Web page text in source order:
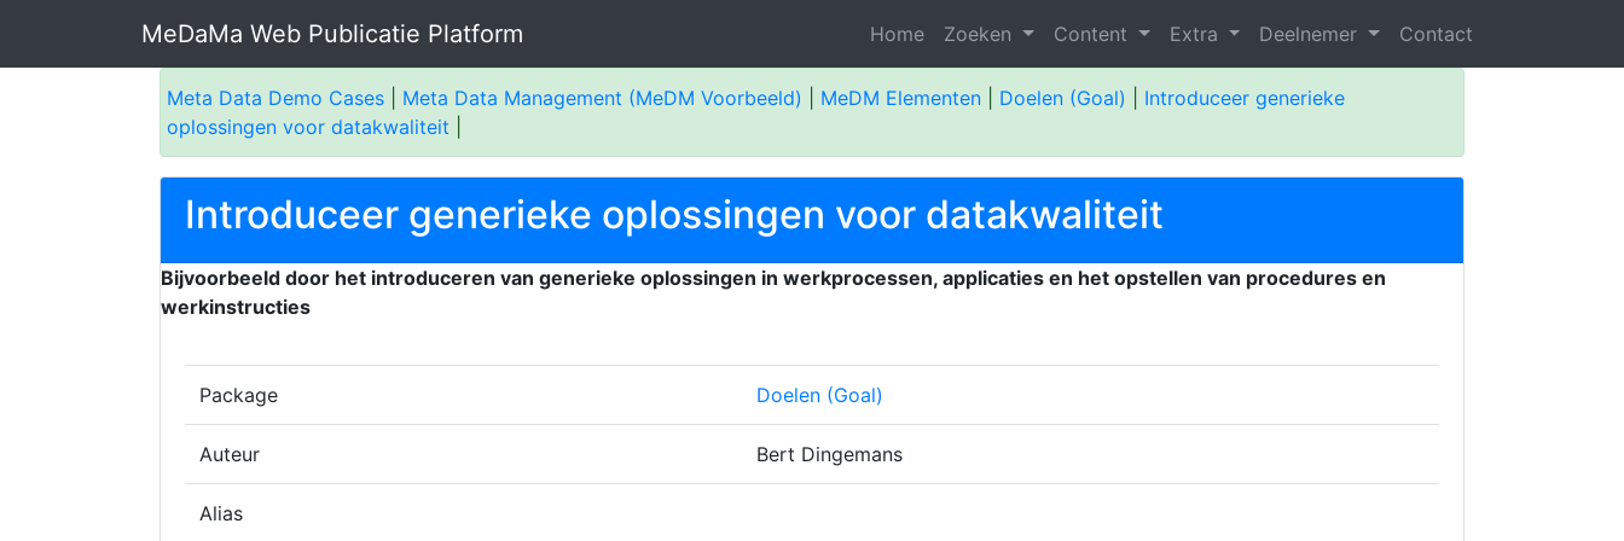
MeDaMa Web Publicatie Platform Home Zoeken Content Extra Deelnemer Contact
Meta Data Demo Cases Meta Data Management (MeDM Voorbeeld) MeDM Elementen Doelen (Goal)
Introduceer generieke
oplossingen voor datakwaliteit
Introduceer generieke oplossingen voor datakwaliteit
Bijvoorbeeld door het introduceren van generieke oplossingen in werkprocessen, applicaties en het opstellen van procedures en
werkinstructies
Package Doelen (Goal)
Auteur Bert Dingemans
Alias